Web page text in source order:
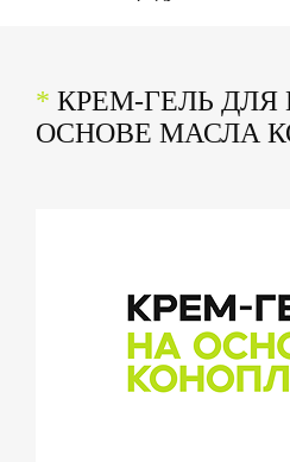
* КРЕМ-ГЕЛЬ ДЛЯ
ОСНОВЕ МАСЛА